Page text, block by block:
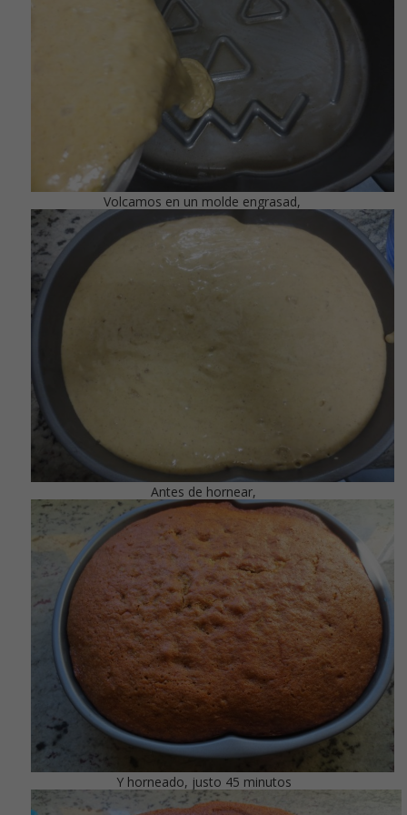
Volcamos en un molde engrasad,
Antes de hornear,
Y horneado, justo 45 minutos